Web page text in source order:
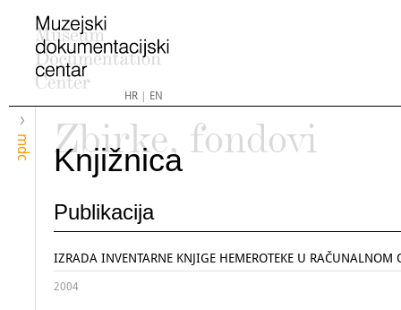
HR| EN
mdc
Zbirke, fondovi
Knjižnica
Publikacija
IZRADA INVENTARNE KNJIGE HEMEROTEKE U RAČUNALNOM
2004